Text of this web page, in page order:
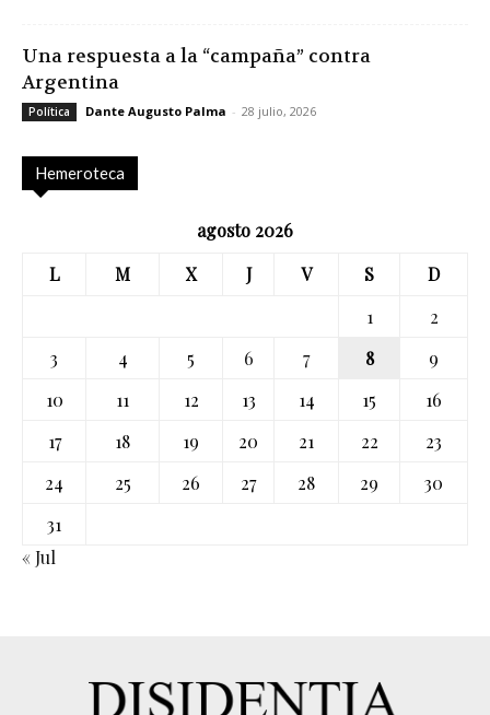
Una respuesta a la “campaña” contra
Argentina
Política Dante Augusto Palma - 28 julio, 2026
Hemeroteca
agosto 2026
L
M X J V S
D
1
2
3
4 5 6 7 8
9
10
11 12 13 14 15
16
17
18 19 20 21 22
23
24
25 26 27 28 29
30
31
« Jul